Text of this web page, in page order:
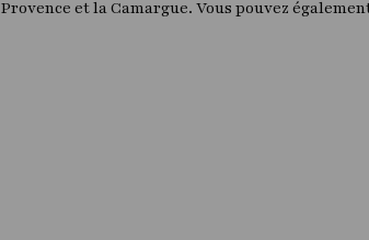
Provence et la Camargue. Vous pouvez